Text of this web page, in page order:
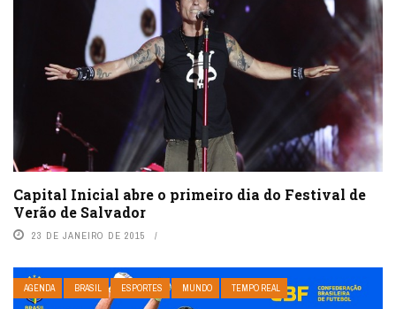
Capital Inicial abre o primeiro dia do Festival de
Verão de Salvador
23 DE JANEIRO DE 2015
AGENDA BRASIL ESPORTES MUNDO TEMPO REAL